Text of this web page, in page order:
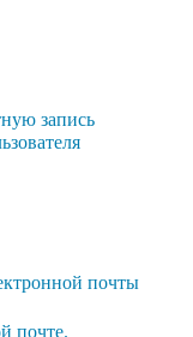
запись
почты
почте.